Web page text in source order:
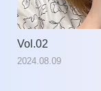
Vol.02
2024.08.09